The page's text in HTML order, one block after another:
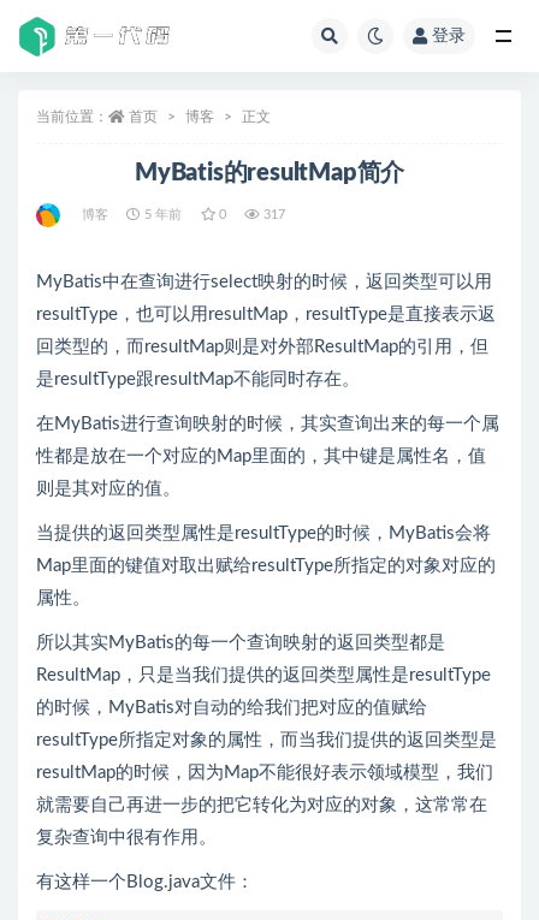
登录
当前位置： 首页 博客 正文
MyBatis的resultMap简介
博客 5 年前 0 317
MyBatis中在查询进行select映射的时候，返回类型可以用
resultType，也可以用resultMap，resultType是直接表示返
回类型的，而resultMap则是对外部ResultMap的引用，但
是resultType跟resultMap不能同时存在。
在MyBatis进行查询映射的时候，其实查询出来的每一个属
性都是放在一个对应的Map里面的，其中键是属性名，值
则是其对应的值。
当提供的返回类型属性是resultType的时候，MyBatis会将
Map里面的键值对取出赋给resultType所指定的对象对应的
属性。
所以其实MyBatis的每一个查询映射的返回类型都是
ResultMap，只是当我们提供的返回类型属性是resultType
的时候，MyBatis对自动的给我们把对应的值赋给
resultType所指定对象的属性，而当我们提供的返回类型是
resultMap的时候，因为Map不能很好表示领域模型，我们
就需要自己再进一步的把它转化为对应的对象，这常常在
复杂查询中很有作用。
有这样一个Blog.java文件：